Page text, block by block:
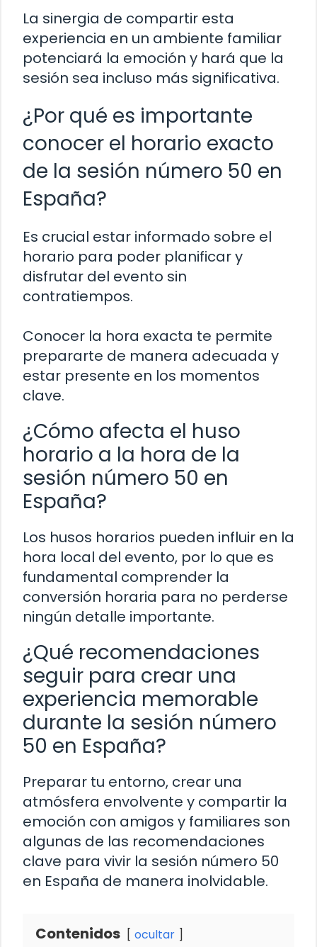
La sinergia de compartir esta
experiencia en un ambiente familiar
potenciará la emoción y hará que la
sesión sea incluso más significativa.
¿Por qué es importante
conocer el horario exacto
de la sesión número 50 en
España?
Es crucial estar informado sobre el
horario para poder planificar y
disfrutar del evento sin
contratiempos.
Conocer la hora exacta te permite
prepararte de manera adecuada y
estar presente en los momentos
clave.
¿Cómo afecta el huso
horario a la hora de la
sesión número 50 en
España?
Los husos horarios pueden influir en la
hora local del evento, por lo que es
fundamental comprender la
conversión horaria para no perderse
ningún detalle importante.
¿Qué recomendaciones
seguir para crear una
experiencia memorable
durante la sesión número
50 en España?
Preparar tu entorno, crear una
atmósfera envolvente y compartir la
emoción con amigos y familiares son
algunas de las recomendaciones
clave para vivir la sesión número 50
en España de manera inolvidable.
Contenidos ocultar